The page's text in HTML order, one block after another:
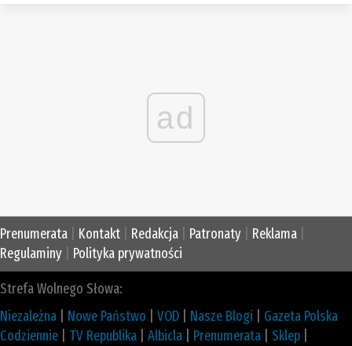
ad
Prenumerata Kontakt Redakcja Patronaty Reklama
Regulaminy
Polityka prywatności
Strefa Wolnego Słowa:
Niezależna
Nowe Państwo VOD Nasze Blogi
Gazeta Polska
Codziennie
TV Republika Albicla Prenumerata Sklep